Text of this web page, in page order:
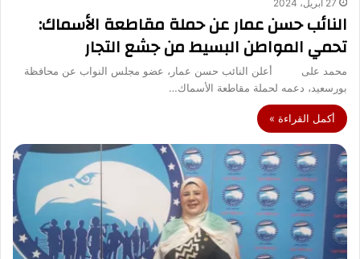
27 أبريل، 2024
النائب حسن عمار عن حملة مقاطعة الأسماك:
تحمي المواطن البسيط من جشع التجار
محمد على أعلن النائب حسن عمار، عضو مجلس النواب عن محافظة
بورسعيد، دعمه لحملة مقاطعة الأسماك…
أكمل القراءة »